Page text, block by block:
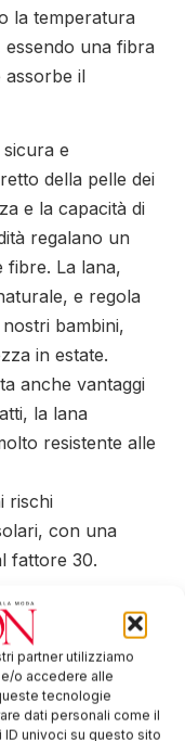
partner utilizziamo
o accedere alle
tecnologie
dati personali come il
univoci su questo sito
la temperatura
una fibra
assorbe il
e
della pelle dei
e la capacità di
regalano un
fibre. La lana,
e regola
bambini,
in estate.
anche vantaggi
la lana
resistente alle
rischi
con una
fattore 30.
nella capacità
il prodotto
fino a quello per
naturali che
un microclima